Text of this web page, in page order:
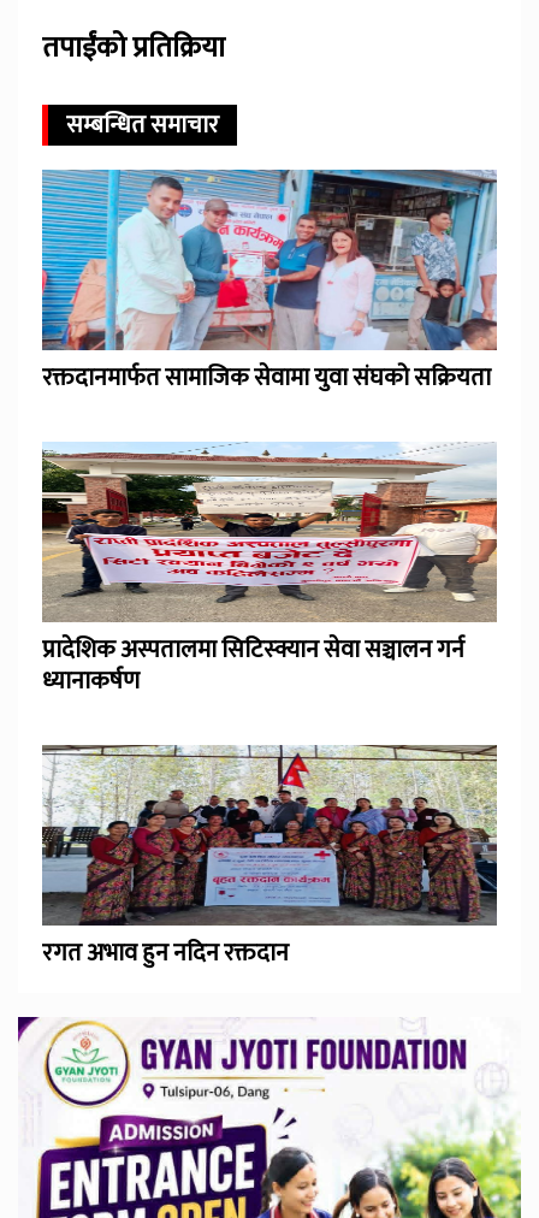
तपाईंको प्रतिक्रिया
सम्बन्धित समाचार
रक्तदानमार्फत सामाजिक सेवामा युवा संघको सक्रियता
प्रादेशिक अस्पतालमा सिटिस्क्यान सेवा सञ्चालन गर्न
ध्यानाकर्षण
रगत अभाव हुन नदिन रक्तदान